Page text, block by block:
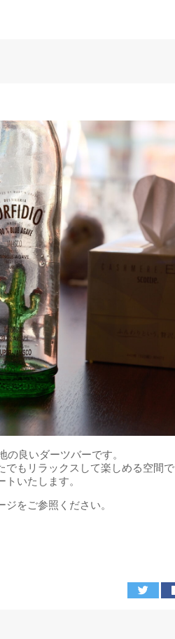
良いダーツバーです。
でもリラックスして楽しめる空間で
いたします。
をご参照ください。